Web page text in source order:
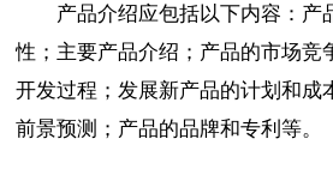
产品介绍应包括以下内容：产
性；主要产品介绍；产品的市场竞
开发过程；发展新产品的计划和成
前景预测；产品的品牌和专利等。